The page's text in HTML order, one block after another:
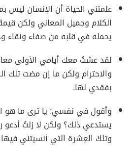
علمتني الحياة أن الإنسان ليس
الكلام وجميل المعاني ولكن
يحمله في قلبه من صفاء ونقاء
لقد عشتُ معك أيامي الأولى
والاحترام ولكن ما إن مضت تلك
بفقدي لها.
وأقول في نفسي: يا ترى ما هو
يستدعي ذلك؟ ولكن لا زلتُ أدعو
وتلكَ العِشرة التي أنسيتني